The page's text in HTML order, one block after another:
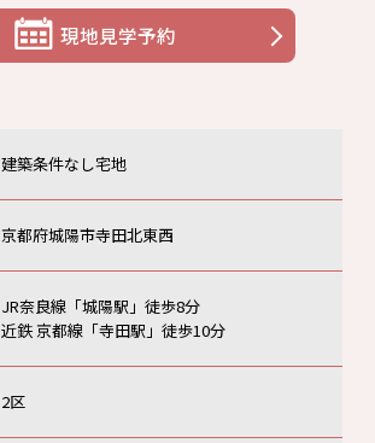
現地見学予約
建築条件なし宅地
京都府城陽市寺田北東西
JR奈良線「城陽駅」徒歩8分
近鉄 京都線「寺田駅」徒歩10分
2区